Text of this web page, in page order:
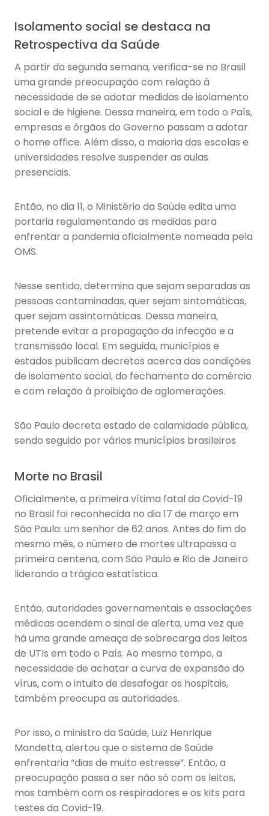
Isolamento social se destaca na
Retrospectiva da Saúde
A partir da segunda semana, verifica-se no Brasil
uma grande preocupação com relação à
necessidade de se adotar medidas de isolamento
social e de higiene. Dessa maneira, em todo o País,
empresas e órgãos do Governo passam a adotar
o home office. Além disso, a maioria das escolas e
universidades resolve suspender as aulas
presenciais.
Então, no dia 11, o Ministério da Saúde edita uma
portaria regulamentando as medidas para
enfrentar a pandemia oficialmente nomeada pela
OMS.
Nesse sentido, determina que sejam separadas as
pessoas contaminadas, quer sejam sintomáticas,
quer sejam assintomáticas. Dessa maneira,
pretende evitar a propagação da infecção e a
transmissão local. Em seguida, municípios e
estados publicam decretos acerca das condições
de isolamento social, do fechamento do comércio
e com relação à proibição de aglomerações.
São Paulo decreta estado de calamidade pública,
sendo seguido por vários municípios brasileiros.
Morte no Brasil
Oficialmente, a primeira vítima fatal da Covid-19
no Brasil foi reconhecida no dia 17 de março em
São Paulo: um senhor de 62 anos. Antes do fim do
mesmo mês, o número de mortes ultrapassa a
primeira centena, com São Paulo e Rio de Janeiro
liderando a trágica estatística.
Então, autoridades governamentais e associações
médicas acendem o sinal de alerta, uma vez que
há uma grande ameaça de sobrecarga dos leitos
de UTIs em todo o País. Ao mesmo tempo, a
necessidade de achatar a curva de expansão do
vírus, com o intuito de desafogar os hospitais,
também preocupa as autoridades.
Por isso, o ministro da Saúde, Luiz Henrique
Mandetta, alertou que o sistema de Saúde
enfrentaria “dias de muito estresse”. Então, a
preocupação passa a ser não só com os leitos,
mas também com os respiradores e os kits para
testes da Covid-19.